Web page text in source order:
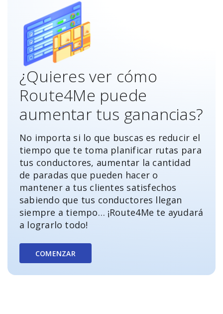
¿Quieres ver cómo
Route4Me puede
aumentar tus ganancias?
No importa si lo que buscas es reducir el
tiempo que te toma planificar rutas para
tus conductores, aumentar la cantidad
de paradas que pueden hacer o
mantener a tus clientes satisfechos
sabiendo que tus conductores llegan
siempre a tiempo… ¡Route4Me te ayudará
a lograrlo todo!
COMENZAR